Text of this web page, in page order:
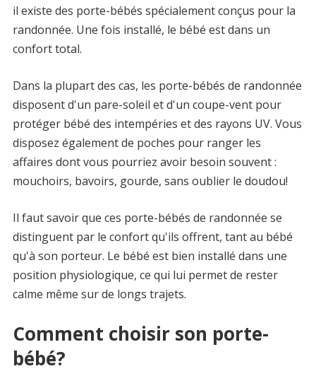
il existe des porte-bébés spécialement conçus pour la
randonnée. Une fois installé, le bébé est dans un
confort total.
Dans la plupart des cas, les porte-bébés de randonnée
disposent d'un pare-soleil et d'un coupe-vent pour
protéger bébé des intempéries et des rayons UV. Vous
disposez également de poches pour ranger les
affaires dont vous pourriez avoir besoin souvent :
mouchoirs, bavoirs, gourde, sans oublier le doudou!
Il faut savoir que ces porte-bébés de randonnée se
distinguent par le confort qu'ils offrent, tant au bébé
qu'à son porteur. Le bébé est bien installé dans une
position physiologique, ce qui lui permet de rester
calme même sur de longs trajets.
Comment choisir son porte-
bébé?